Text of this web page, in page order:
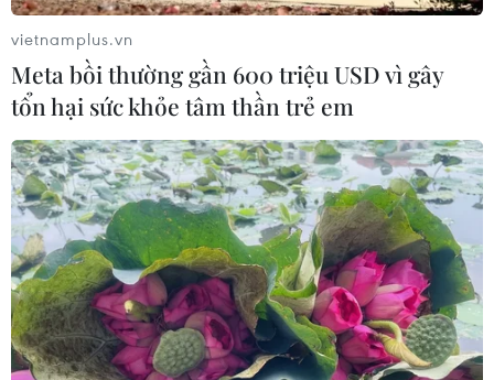
vietnamplus.vn
Meta bồi thường gần 600 triệu USD vì gây
tổn hại sức khỏe tâm thần trẻ em